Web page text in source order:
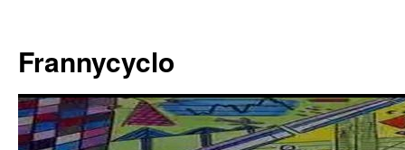
contenu
Frannycyclo